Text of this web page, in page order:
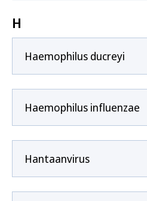
H
Haemophilus ducreyi
Haemophilus influenzae
Hantaanvirus